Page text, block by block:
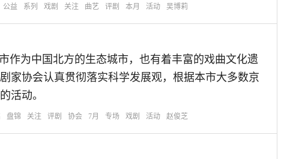
公益 系列 戏剧 关注 曲艺 评剧 本月 活动 吴博莉
作为中国北方的生态城市，也有着丰富的戏曲文化遗
家协会认真贯彻落实科学发展观，根据本市大多数京
活动。
盘锦 关注 评剧 协会 7月 专场 戏剧 活动 赵俊芝